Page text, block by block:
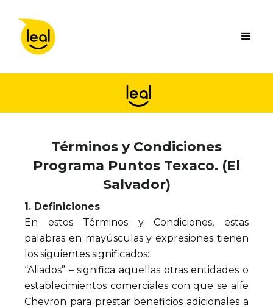
Términos y Condiciones
Programa Puntos Texaco. (El
Salvador)
1. Definiciones
En estos Términos y Condiciones, estas
palabras en mayúsculas y expresiones tienen
los siguientes significados:
“Aliados” – significa aquellas otras entidades o
establecimientos comerciales con que se alíe
Chevron para prestar beneficios adicionales a